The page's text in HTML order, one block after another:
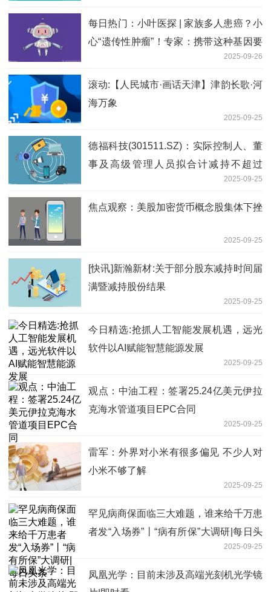
每日热门：小叶医探 | 家族多人患癌？小
心“遗传性肿瘤”！专家：携带这种基因要
2025-09-26
滚动:【人民城市·画话天津】津韵长歌·河
海万象
2025-09-25
德福科技(301511.SZ)：实际控制人、董
事及高级管理人员拟合计减持不超过
2025-09-25
焦点观察：美股加密货币概念股集体下挫
2025-09-25
[快讯]新瀚新材:关于部分股东减持时间届
满暨减持股份结果
2025-09-25
今日精选:抢抓人工智能发展机遇，远光
软件以AI赋能智慧能源发展
2025-09-25
观点：中油工程：签署25.24亿美元伊拉
克海水管道项目EPC合同
2025-09-25
雷军：外界对小米有很多偏见 不少人对
小米不够了解
2025-09-25
罕见病商保面临三大难题，谁来给千万患
者发“入场券”丨“病有所保”大调研|每日头
2025-09-25
凤凰光学：目前未涉及高端光刻机光学镜